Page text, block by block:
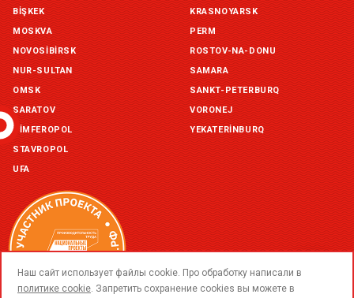
in stock:not in stock
Склад Екатеринбург (г. Екатеринбург, ул. Бисертская, д.1)
in stock:not in stock
Склад Казань (г. Казань, ул. Родины, д. 2)
in stock:not in stock
Склад Уфа (г. Уфа, ул. Центральная, д. 19Б )
in stock:not in stock
BIŞKEK
KRASNOYARSK
MOSKVA
NOVOSIBIRSK
NUR-SULTAN
OMSK
PERM
ROSTOV-NA-DONU
SAMARA
SANKT-PETERBURQ
SARATOV
SIMFEROPOL
STAVROPOL
UFA
VORONEJ
YEKATERINBURQ
call
Наш сайт использует файлы cookie. Про обработку написали в
политике cookie. Запретить сохранение cookies вы можете в